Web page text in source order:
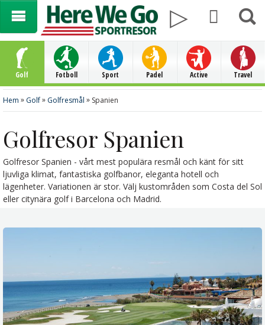
Golf Fotboll Sport Padel Active Travel
Hem » Golf» Golfresmål » Spanien
Golfresor Spanien
Golfresor Spanien - vårt mest populära resmål och känt för sitt
ljuvliga klimat, fantastiska golfbanor, eleganta hotell och
lägenheter. Variationen är stor. Välj kustområden som Costa del Sol
eller citynära golf i Barcelona och Madrid.